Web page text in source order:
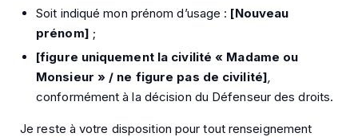
Soit indiqué mon prénom d’usage : [Nouveau
prénom] ;
[figure uniquement la civilité « Madame ou
Monsieur » / ne figure pas de civilité]
conformément à la décision du Défenseur des droits.
Je reste à votre disposition pour tout renseignement